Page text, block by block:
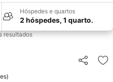
Hóspedes e quartos
2 hóspedes, 1 quarto.
resultados
Partilhar
)